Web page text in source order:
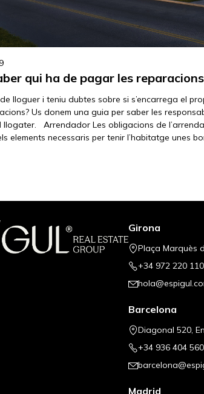
qui ha de pagar les
lloguer i teniu dubtes sobre si s’encarrega el
Us donem una guia per saber les
llogater. Arrendador Les obligacions de
elements necessaris per tenir l’habitatge unes
Girona
Plaça Marquès
+34 972 220 110
Barcelona
Diagonal 520,
+34 936 404 560
Madrid